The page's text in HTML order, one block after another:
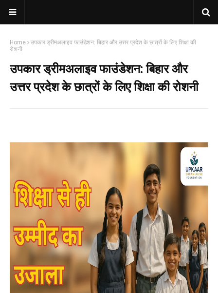
Home
उपकार ड्रीमअलाइव फाउंडेशन: बिहार और उत्तर प्रदेश के छात्रों के लिए शिक्षा की
रोशनी
उपकार ड्रीमअलाइव फाउंडेशन: बिहार और
उत्तर प्रदेश के छात्रों के लिए शिक्षा की रोशनी